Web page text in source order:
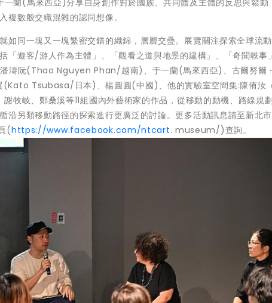
複數般交織混雜的認同想像。
如同一塊又一塊繁密交錯的織錦，層層交疊。展覽關注探索全球流
「遊客/游人作為主體」、「觀看之道與地景的建構」、「奇聞軼事
潘濤阮(Thao Nguyen Phan/越南)、于一蘭(馬來西亞)、古爾努爾
Tsubasa/日本)、楊圓圓(中國)、他的實驗室空間集:陳侑汝
牧岐、鄭桑溪等11組國內外藝術家的作品，從移動的動機、路線規
沿另類移動路徑的探索進行更廣泛的討論。更多活動訊息請至新北
(https://www.facebook.com/ntcart. museum/)查詢。